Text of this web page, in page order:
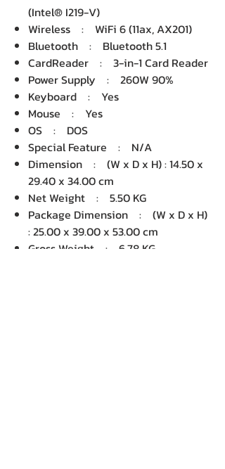
(Intel® I219-V)
Wireless : WiFi 6 (11ax, AX201)
Bluetooth : Bluetooth 5.1
CardReader : 3-in-1 Card Reader
Power Supply : 260W 90%
Keyboard : Yes
Mouse : Yes
OS : DOS
Special Feature : N/A
Dimension : (W x D x H) : 14.50 x
29.40 x 34.00 cm
Net Weight : 5.50 KG
Package Dimension : (W x D x H)
: 25.00 x 39.00 x 53.00 cm
Gross Weight : 6.78 KG